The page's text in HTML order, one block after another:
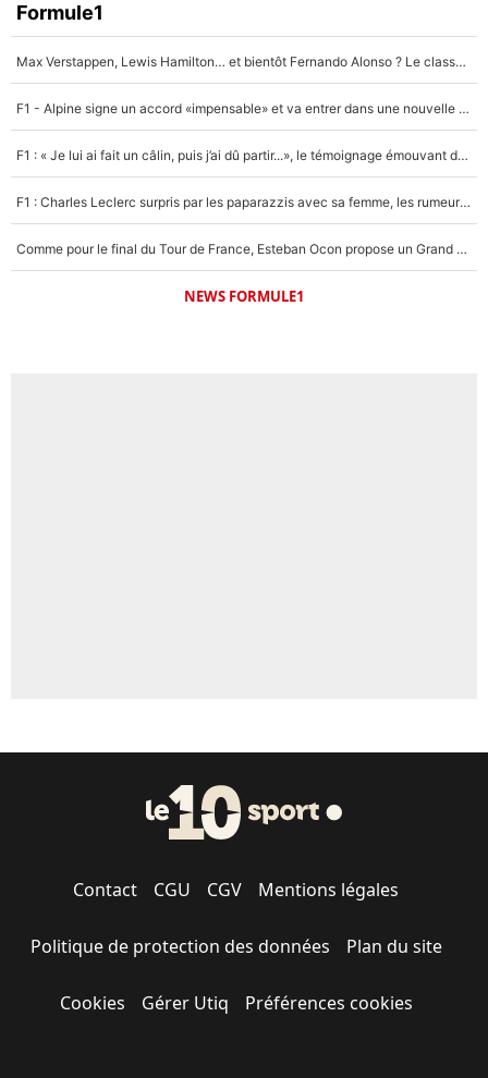
Formule1
Max Verstappen, Lewis Hamilton… et bientôt Fernando Alonso ? Le classement des pilotes les mieux payés en Formule 1 risque de changer !
F1 - Alpine signe un accord «impensable» et va entrer dans une nouvelle dimension : Grande nouvelle pour Pierre Gasly !
F1 : « Je lui ai fait un câlin, puis j’ai dû partir...», le témoignage émouvant de Max Verstappen sur sa fille
F1 : Charles Leclerc surpris par les paparazzis avec sa femme, les rumeurs étaient vraies !
Comme pour le final du Tour de France, Esteban Ocon propose un Grand Prix de Formule 1 à Paris : «Autour de l’Arc de Triomphe, ce serait génial» !
NEWS FORMULE1
Contact CGU CGV Mentions légales
Politique de protection des données Plan du site
Cookies Gérer Utiq Préférences cookies